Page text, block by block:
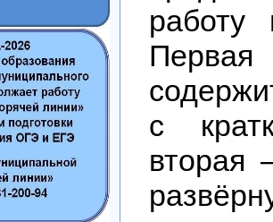
работу
с
вторая